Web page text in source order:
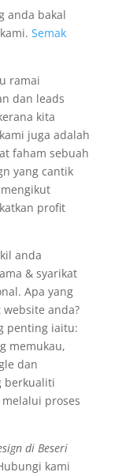
anda bakal
Semak
ramai
dan leads
kita
juga adalah
faham sebuah
yang cantik
profit
anda
& syarikat
Apa yang
anda?
penting iaitu:
memukau,
dan
berkualiti
proses
di Beseri
kami